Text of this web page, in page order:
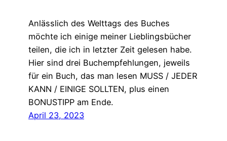
Anlässlich des Welttags des Buches
möchte ich einige meiner Lieblingsbücher
teilen, die ich in letzter Zeit gelesen habe.
Hier sind drei Buchempfehlungen, jeweils
für ein Buch, das man lesen MUSS / JEDER
KANN / EINIGE SOLLTEN, plus einen
BONUSTIPP am Ende.
April 23, 2023